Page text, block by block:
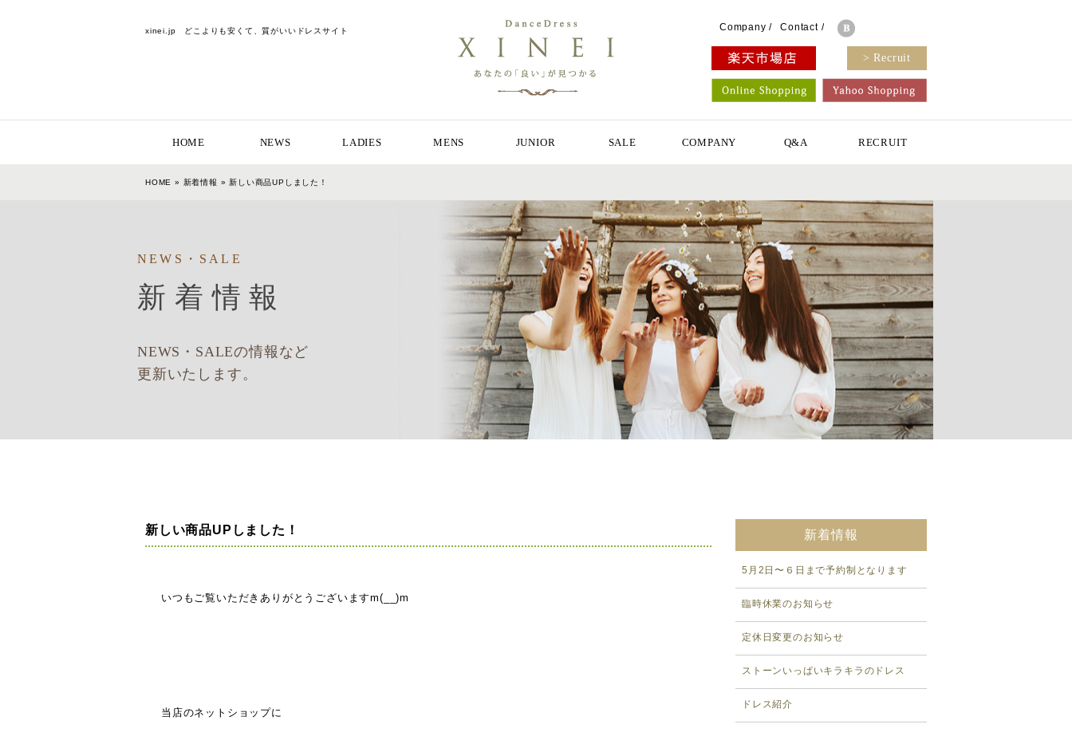
xinei.jp どこよりも安くて、質がいいドレスサイト Company / Contact/
> Recruit
HOME NEWS LADIES MENS JUNIOR SALE COMPANY Q&A RECRUIT
HOME » 新着情報 » 新しい商品UPしました！
NEWS・SALE
新着情報
NEWS・SALEの情報など
更新いたします。
新しい商品UPしました！
いつもご覧いただきありがとうございますm(__)m
当店のネットショップに
新着情報
5月2日〜６日まで予約制となります
臨時休業のお知らせ
定休日変更のお知らせ
ストーンいっぱいキラキラのドレス
ドレス紹介